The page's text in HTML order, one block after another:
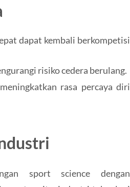
dapat kembali berkompetisi
risiko cedera berulang.
rasa percaya diri
sport science dengan